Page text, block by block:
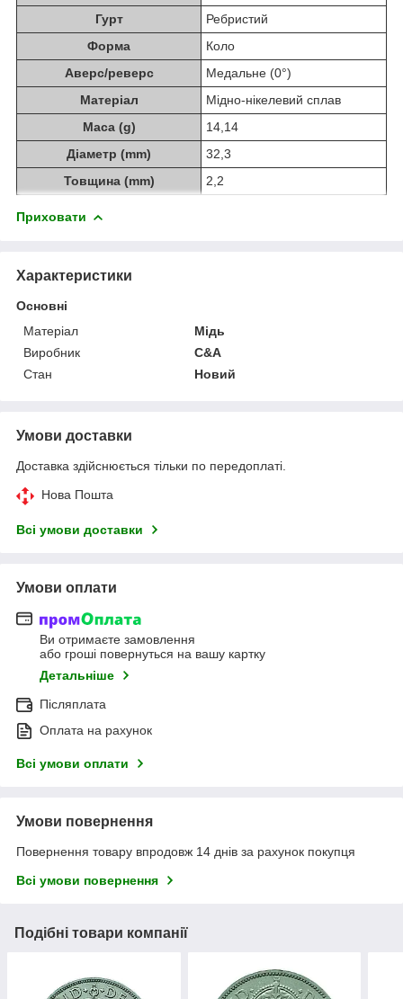
Гурт
Ребристий
Форма
Коло
Аверс/реверс
Медальне (0°)
Матеріал
Мідно-нікелевий сплав
Маса (g)
14,14
Діаметр (mm)
32,3
Товщина (mm)
2,2
Приховати
Характеристики
Основні
Матеріал
Мідь
Виробник
C&A
Стан
Новий
Умови доставки
Доставка здійснюється тільки по передоплаті.
Нова Пошта
Всі умови доставки
Умови оплати
Ви отримаєте замовлення
або гроші повернуться на вашу картку
Детальніше
Післяплата
Оплата на рахунок
Всі умови оплати
Умови повернення
Повернення товару впродовж 14 днів за рахунок покупця
Всі умови повернення
Подібні товари компанії